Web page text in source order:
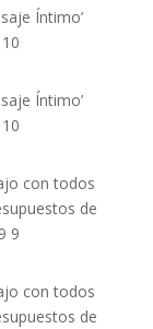
Íntimo’
10
Íntimo’
10
con todos
de
9
con todos
de